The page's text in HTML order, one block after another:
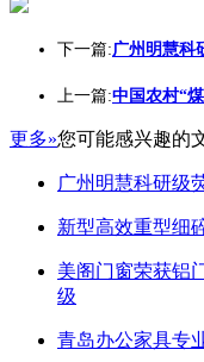
下一篇:广州明慧科
上一篇:中国农村“
更多»您可能感兴趣的
广州明慧科研级
新型高效重型细
美阁门窗荣获铝
级
青岛办公家具专